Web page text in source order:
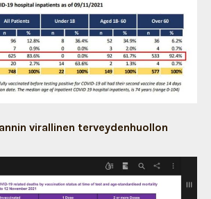
virallinen terveydenhuollon